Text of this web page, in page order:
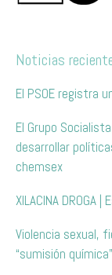
Noticias
El PSOE registra
El Grupo
desarrollar
chemsex
XILACINA
Violencia sexual,
“sumisión química”